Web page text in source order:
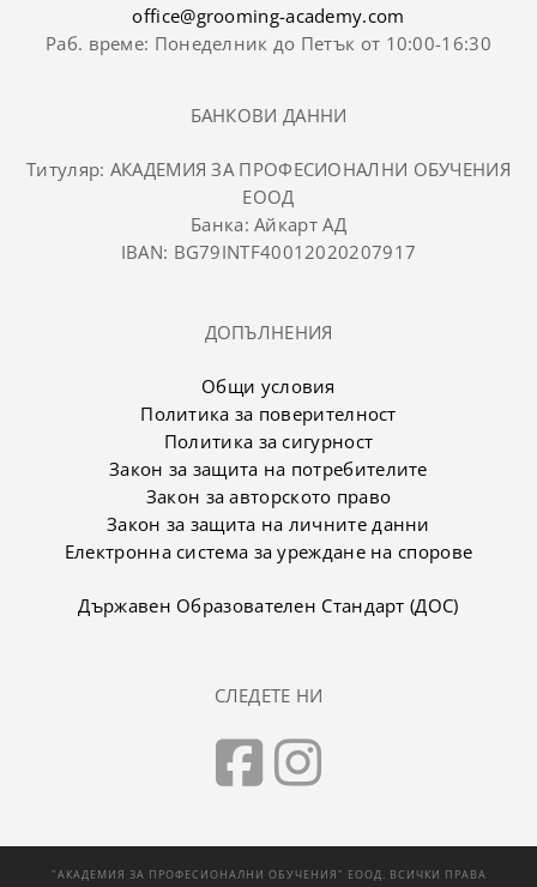
office@grooming-academy.com
Раб. време: Понеделник до Петък от 10:00-16:30
БАНКОВИ ДАННИ
Титуляр: АКАДЕМИЯ ЗА ПРОФЕСИОНАЛНИ ОБУЧЕНИЯ
ЕООД
Банка: Айкарт АД
IBAN: BG79INTF40012020207917
ДОПЪЛНЕНИЯ
Общи условия
Политика за поверителност
Политика за сигурност
Закон за защита на потребителите
Закон за авторското право
Закон за защита на личните данни
Електронна система за уреждане на спорове
Държавен Образователен Стандарт (ДОС)
СЛЕДЕТЕ НИ
"АКАДЕМИЯ ЗА ПРОФЕСИОНАЛНИ ОБУЧЕНИЯ" ЕООД. ВСИЧКИ ПРАВА